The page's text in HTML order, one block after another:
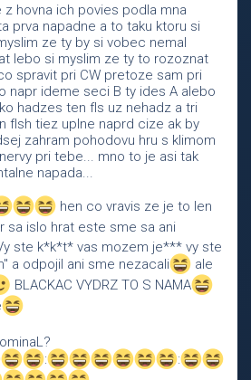
hovna ich povies podla mna
prva napadne a to taku ktoru si
ze ty by si vobec nemal
lebo si myslim ze ty to rozoznat
spravit pri CW pretoze sam pri
napr ideme seci B ty ides A alebo
hadzes ten fls uz nehadz a tri
flsh tiez uplne naprd cize ak by
zahram pohodovu hru s klimom
pri tebe... mno to je asi tak
napada...
hen co vravis ze je to len
sa islo hrat este sme sa ani
ste k*k*t* vas mozem je*** vy ste
a odpojil ani sme nezacali
ale
BLACKAC VYDRZ TO S NAMA
: :